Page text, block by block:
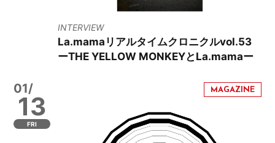
INTERVIEW
La.mamaリアルタイムクロニクルvol.53
ーTHE YELLOW MONKEYとLa.mamaー
01/
13
FRI